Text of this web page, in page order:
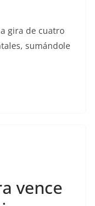
gira de cuatro
sumándole
vence